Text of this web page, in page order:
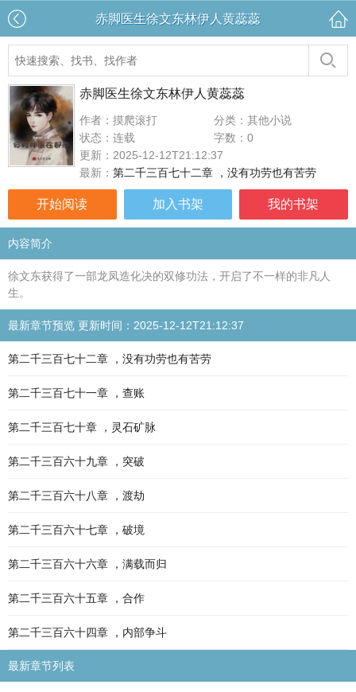
赤脚医生徐文东林伊人黄蕊蕊
赤脚医生徐文东林伊人黄蕊蕊
作者：摸爬滚打
分类：其他小说
状态：连载
字数：0
更新：2025-12-12T21:12:37
最新： 第二千三百七十二章 ，没有功劳也有苦劳
开始阅读 加入书架 我的书架
内容简介
徐文东获得了一部龙凤造化决的双修功法，开启了不一样的非凡人
生。
最新章节预览 更新时间：2025-12-12T21:12:37
第二千三百七十二章 ，没有功劳也有苦劳
第二千三百七十一章 ，查账
第二千三百七十章 ，灵石矿脉
第二千三百六十九章 ，突破
第二千三百六十八章 ，渡劫
第二千三百六十七章 ，破境
第二千三百六十六章 ，满载而归
第二千三百六十五章 ，合作
第二千三百六十四章 ，内部争斗
最新章节列表